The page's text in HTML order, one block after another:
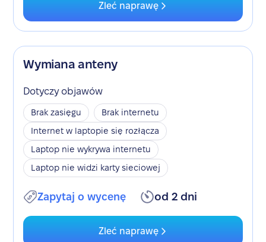
Zleć naprawę
Wymiana anteny
Dotyczy objawów
Brak zasięgu
Brak internetu
Internet w laptopie się rozłącza
Laptop nie wykrywa internetu
Laptop nie widzi karty sieciowej
Zapytaj o wycenę od 2 dni
Zleć naprawę